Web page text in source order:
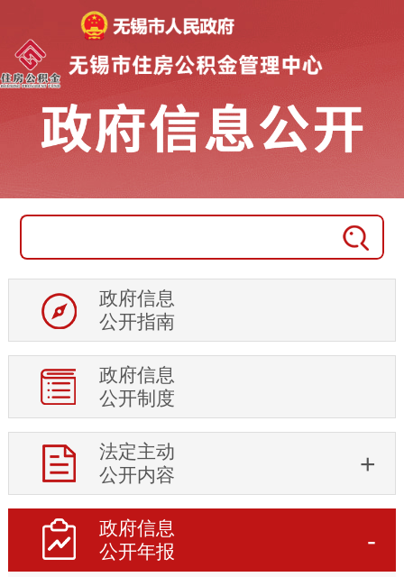
政府信息
公开指南
政府信息
公开制度
法定主动
公开内容
政府信息
公开年报